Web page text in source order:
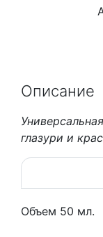
Описание
глазури и
Объем 50 мл.